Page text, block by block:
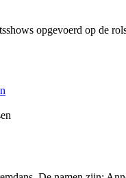
opgevoerd op de